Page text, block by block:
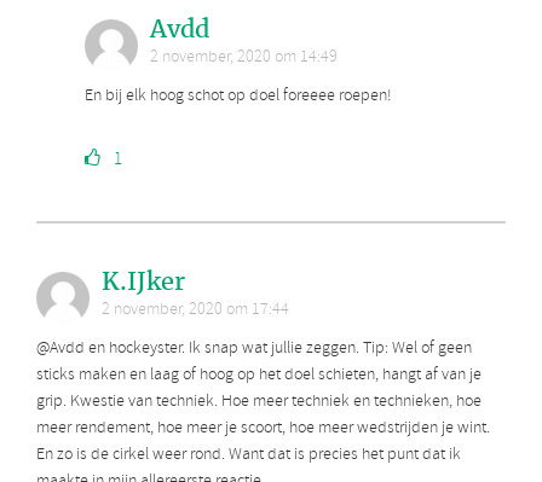
Avdd
2 november, 2020 om 14:49
En bij elk hoog schot op doel foreeee roepen!
1
K.IJker
2 november, 2020 om 17:44
@Avdd en hockeyster. Ik snap wat jullie zeggen. Tip: Wel of geen
sticks maken en laag of hoog op het doel schieten, hangt af van je
grip. Kwestie van techniek. Hoe meer techniek en technieken, hoe
meer rendement, hoe meer je scoort, hoe meer wedstrijden je wint.
En zo is de cirkel weer rond. Want dat is precies het punt dat ik